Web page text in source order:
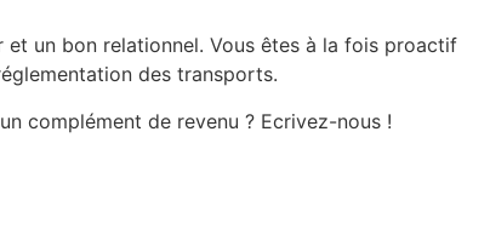
et un bon relationnel. Vous êtes à la fois proactif
des transports.
complément de revenu ? Ecrivez-nous !